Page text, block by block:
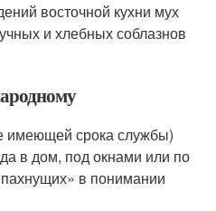
восточной кухни мух
и хлебных соблазнов
имеющей срока службы)
в дом, под окнами или по
в понимании